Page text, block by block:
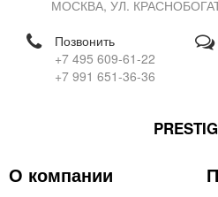
МОСКВА, УЛ.
Позвонить
+7 495 609-61-22
+7 991 651-36-36
О компании